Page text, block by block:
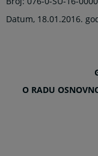
Datum, 18.01.2016.
O RADU